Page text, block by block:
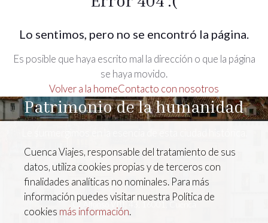
Lo sentimos, pero no se encontró la página.
Es posible que haya escrito mal la dirección o que la página
se haya movido.
Volver a la homeContacto con nosotros
Patrimonio de la humanidad
C/ Alfonso VIII, 43, 16001, Cuenca
Cuenca Viajes, responsable del tratamiento de sus
datos, utiliza cookies propias y de terceros con
finalidades analíticas no nominales. Para más
información puedes visitar nuestra Política de
cookies más información.